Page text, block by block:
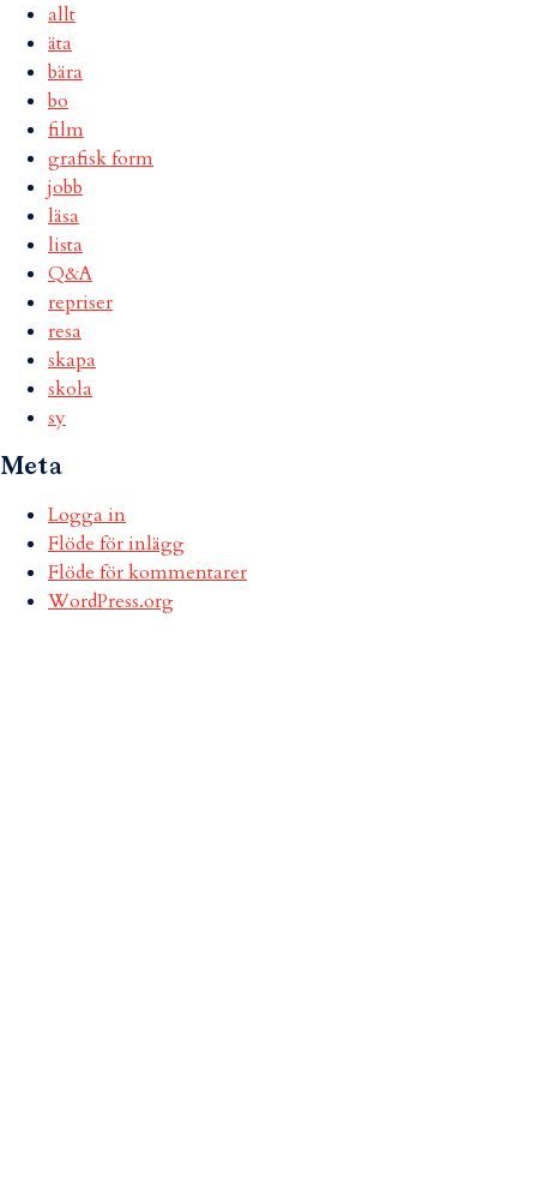
allt
äta
bära
bo
film
grafisk form
jobb
läsa
lista
Q&A
repriser
resa
skapa
skola
sy
Meta
Logga in
Flöde för inlägg
Flöde för kommentarer
WordPress.org